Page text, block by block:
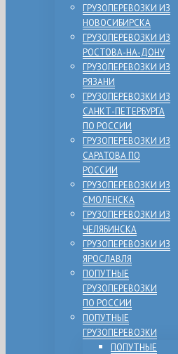
ГРУЗОПЕРЕВОЗКИ ИЗ
НОВОСИБИРСКА
ГРУЗОПЕРЕВОЗКИ ИЗ
РОСТОВА-НА-ДОНУ
ГРУЗОПЕРЕВОЗКИ ИЗ
РЯЗАНИ
ГРУЗОПЕРЕВОЗКИ ИЗ
САНКТ-ПЕТЕРБУРГА
ПО РОССИИ
ГРУЗОПЕРЕВОЗКИ ИЗ
САРАТОВА ПО
РОССИИ
ГРУЗОПЕРЕВОЗКИ ИЗ
СМОЛЕНСКА
ГРУЗОПЕРЕВОЗКИ ИЗ
ЧЕЛЯБИНСКА
ГРУЗОПЕРЕВОЗКИ ИЗ
ЯРОСЛАВЛЯ
ПОПУТНЫЕ
ГРУЗОПЕРЕВОЗКИ
ПО РОССИИ
ПОПУТНЫЕ
ГРУЗОПЕРЕВОЗКИ
ПОПУТНЫЕ